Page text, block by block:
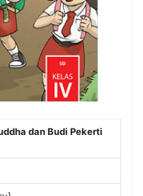
dan Budi Pekerti